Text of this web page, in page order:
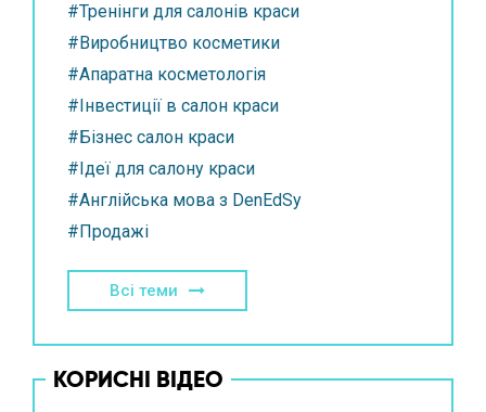
#Тренінги для салонів краси
#Виробництво косметики
#Апаратна косметологія
#Інвестиції в салон краси
#Бізнес салон краси
#Ідеї для салону краси
#Англійська мова з DenEdSy
#Продажі
Всі теми
КОРИСНІ ВІДЕО